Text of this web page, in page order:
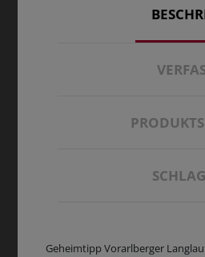
Geheimtipp Vorarlberger